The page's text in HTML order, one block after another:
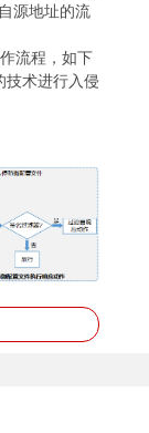
源地址的流
流程，如下
技术进行入侵
的安全策
时，进入